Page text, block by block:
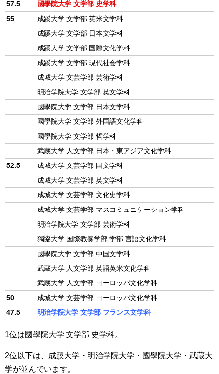
57.5
國學院大学 文学部 史学科
55
成蹊大学 文学部 英米文学科
成蹊大学 文学部 日本文学科
成蹊大学 文学部 国際文化学科
成蹊大学 文学部 現代社会学科
成城大学 文芸学部 芸術学科
明治学院大学 文学部 英文学科
國學院大学 文学部 日本文学科
國學院大学 文学部 外国語文化学科
國學院大学 文学部 哲学科
武蔵大学 人文学部 日本・東アジア文化学科
52.5
成城大学 文芸学部 国文学科
成城大学 文芸学部 英文学科
成城大学 文芸学部 文化史学科
成城大学 文芸学部 マスコミュニケーション学科
明治学院大学 文学部 芸術学科
獨協大学 国際教養学部 学部 言語文化学科
國學院大学 文学部 中国文学科
武蔵大学 人文学部 英語英米文化学科
武蔵大学 人文学部 ヨーロッパ文化学科
50
成城大学 文芸学部 ヨーロッパ文化学科
47.5
明治学院大学 文学部 フランス文学科
1位は國學院大学 文学部 史学科。
2位以下は、成蹊大学・明治学院大学・國學院大学・武蔵大
学が並んでいます。